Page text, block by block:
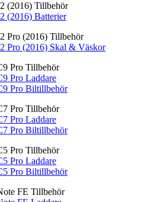
(2016) Tillbehör
(2016) Batterier
Pro (2016) Tillbehör
Pro (2016) Skal & Väskor
Pro Tillbehör
Pro Laddare
Pro Biltillbehör
Pro Tillbehör
Pro Laddare
Pro Biltillbehör
Pro Tillbehör
Pro Laddare
Pro Biltillbehör
FE Tillbehör